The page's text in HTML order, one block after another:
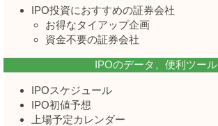
IPO投資におすすめの証券会社
お得なタイアップ企画
資金不要の証券会社
IPOのデータ、便利ツール
IPOスケジュール
IPO初値予想
上場予定カレンダー